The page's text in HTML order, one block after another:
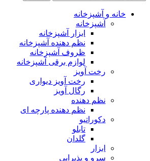
خانه و آشپزخانه
آشپزخانه
ابزار آشپزخانه
نظم دهنده آشپزخانه
ظروف آشپزخانه
لوازم برقی آشپزخانه
رخت آویز
رخت آویز دیواری
رگال آویز
نظم دهنده
نظم دهنده پارچه ای
دکوراتیو
تابلو
گلدان
ابزار
سرو و پذیرایی